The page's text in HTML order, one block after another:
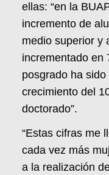
ellas: “en la
incremento de
medio superior y
incrementado en
posgrado ha
crecimiento del
doctorado”.
“Estas cifras me
cada vez más
a la realización